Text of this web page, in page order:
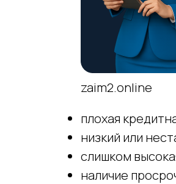
zaim2.online
плохая
низкий или
слишком
наличие